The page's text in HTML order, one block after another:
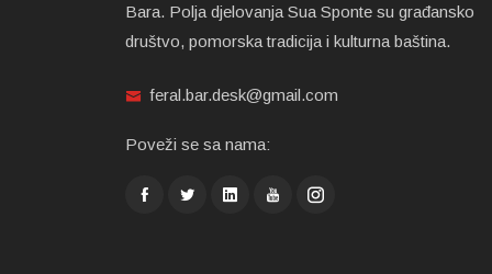
Bara. Polja djelovanja Sua Sponte su građansko
društvo, pomorska tradicija i kulturna baština.
feral.bar.desk@gmail.com
Poveži se sa nama: